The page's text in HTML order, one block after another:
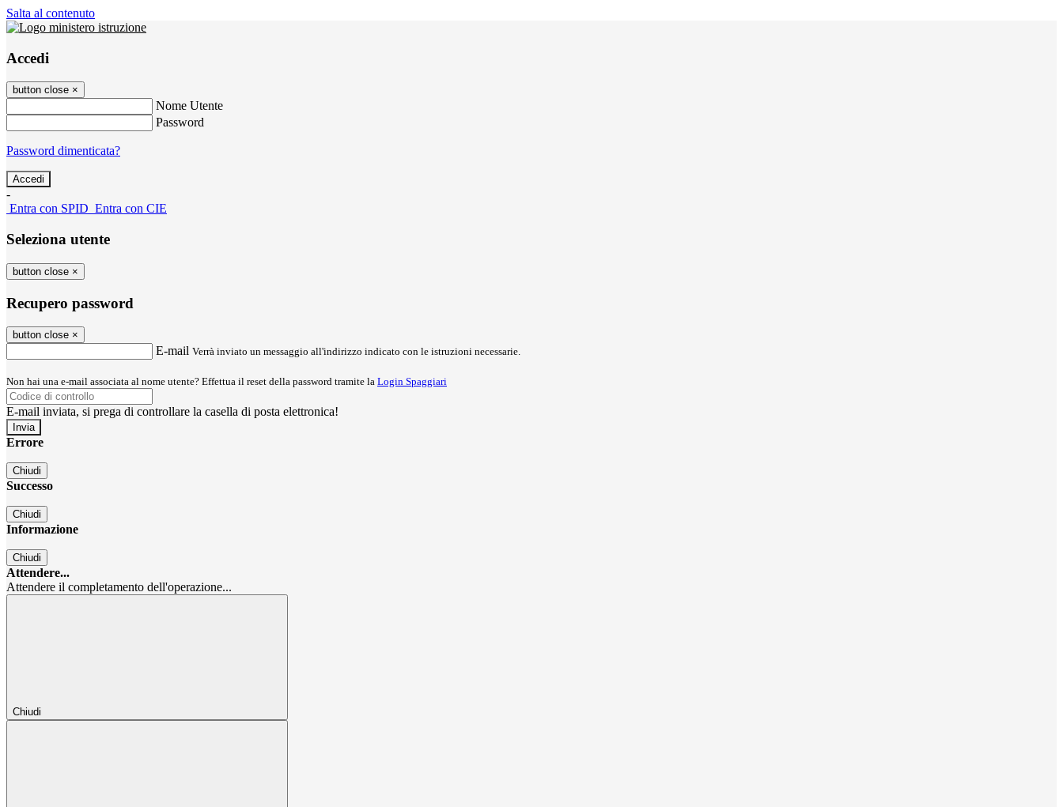
Salta al contenuto
Accedi
button close ×
Nome Utente
Password
Password dimenticata?
-
Entra con SPID Entra con CIE
Seleziona utente
button close ×
Recupero password
button close ×
E-mail Verrà inviato un messaggio all'indirizzo indicato con le istruzioni necessarie.
Non hai una e-mail associata al nome utente? Effettua il reset della password tramite la Login Spaggiari
E-mail inviata, si prega di controllare la casella di posta elettronica!
Errore
Chiudi
Successo
Chiudi
Informazione
Chiudi
Attendere...
Attendere il completamento dell'operazione...
Chiudi